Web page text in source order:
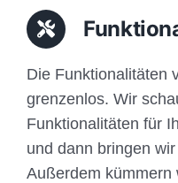
Die Funktionalitäten
grenzenlos. Wir
Funktionalitäten für
und dann bringen
Außerdem kümmern